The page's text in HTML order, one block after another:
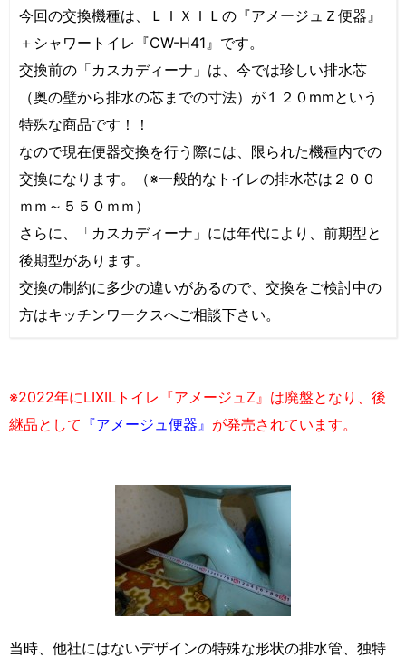
今回の交換機種は、ＬＩＸＩＬの『アメージュＺ便器』
＋シャワートイレ『CW-H41』です。
交換前の「カスカディーナ」は、今では珍しい排水芯
（奥の壁から排水の芯までの寸法）が１２０mmという
特殊な商品です！！
なので現在便器交換を行う際には、限られた機種内での
交換になります。（※一般的なトイレの排水芯は２００
ｍｍ～５５０ｍｍ）
さらに、「カスカディーナ」には年代により、前期型と
後期型があります。
交換の制約に多少の違いがあるので、交換をご検討中の
方はキッチンワークスへご相談下さい。
※2022年にLIXILトイレ『アメージュZ』は廃盤となり、後
継品として 『アメージュ便器』 が発売されています。
当時、他社にはないデザインの特殊な形状の排水管、独特